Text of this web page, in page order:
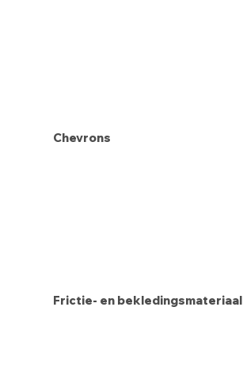
Chevrons
Frictie- en bekledingsmateriaal